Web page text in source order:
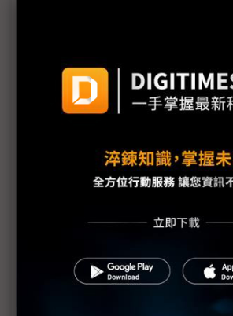
企業求產能、員工已滿載 微軟：AI
實體AI受制垂直整合 研華倡議重構
AI算力重心轉向推論 資料中心瓶頸
AI代理顛覆企業架構 IBM：前台系
缺工壓力催化AI Agent應用 91APP